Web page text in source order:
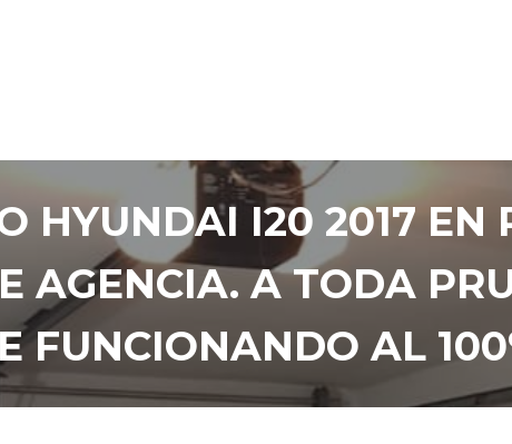
HYUNDAI I20 2017 EN
AGENCIA. A TODA
FUNCIONANDO AL